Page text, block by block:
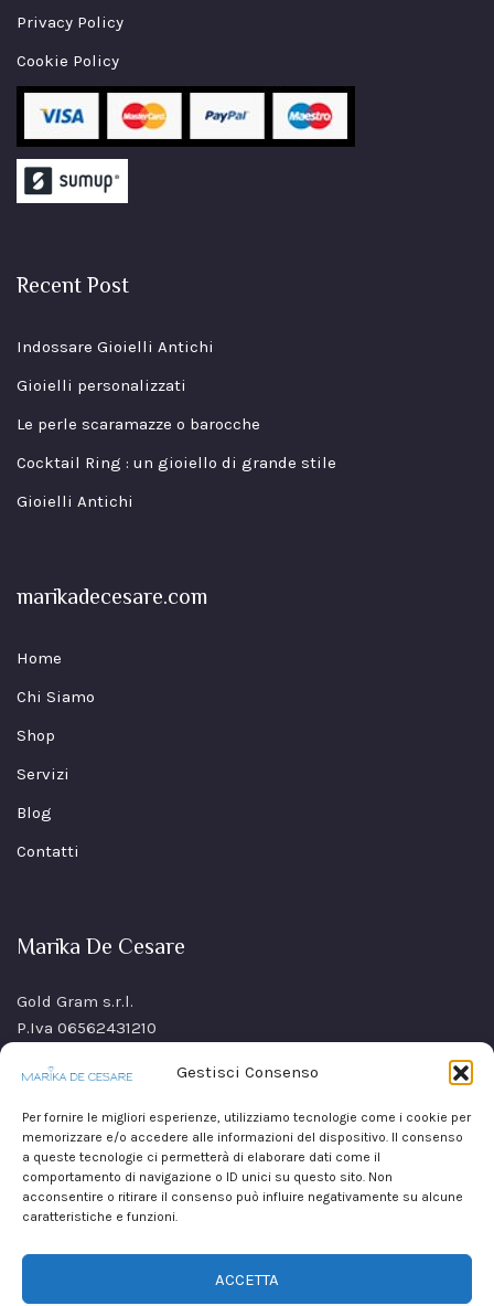
Gestisci Consenso
Per fornire le migliori esperienze, utilizziamo tecnologie come i cookie per
memorizzare e/o accedere alle informazioni del dispositivo. Il consenso
a queste tecnologie ci permetterà di elaborare dati come il
comportamento di navigazione o ID unici su questo sito. Non
acconsentire o ritirare il consenso può influire negativamente su alcune
caratteristiche e funzioni.
ACCETTA
Privacy Policy
Cookie Policy
Recent Post
Indossare Gioielli Antichi
Gioielli personalizzati
Le perle scaramazze o barocche
Cocktail Ring : un gioiello di grande stile
Gioielli Antichi
marikadecesare.com
Home
Chi Siamo
Shop
Servizi
Blog
Contatti
Marika De Cesare
Gold Gram s.r.l.
P.Iva 06562431210
80021 Afragola(NA)